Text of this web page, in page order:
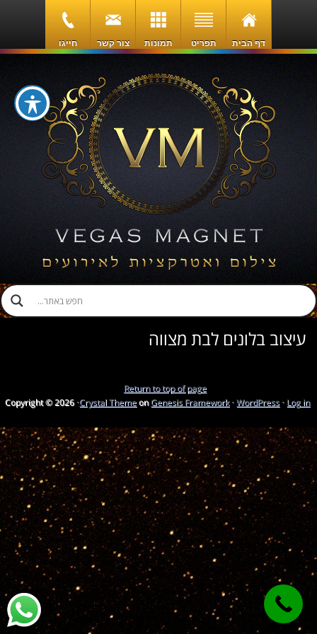
דף הבית תפריט תמונות צור קשר חייגו
עיצוב בלונים לבת מצווה
Return to top of page
Copyright © 2026 ·Crystal ThemeonGenesis Framework·WordPress· Log in